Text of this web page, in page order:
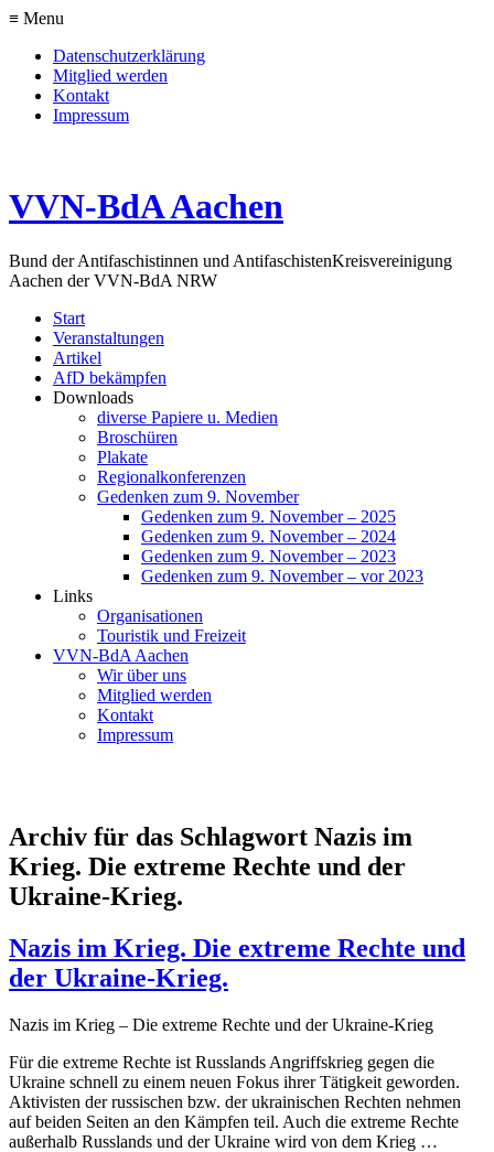
≡ Menu
Datenschutzerklärung
Mitglied werden
Kontakt
Impressum
VVN-BdA Aachen
Bund der Antifaschistinnen und AntifaschistenKreisvereinigung
Aachen der VVN-BdA NRW
Start
Veranstaltungen
Artikel
AfD bekämpfen
Downloads
diverse Papiere u. Medien
Broschüren
Plakate
Regionalkonferenzen
Gedenken zum 9. November
Gedenken zum 9. November – 2025
Gedenken zum 9. November – 2024
Gedenken zum 9. November – 2023
Gedenken zum 9. November – vor 2023
Links
Organisationen
Touristik und Freizeit
VVN-BdA Aachen
Wir über uns
Mitglied werden
Kontakt
Impressum
Archiv für das Schlagwort Nazis im
Krieg. Die extreme Rechte und der
Ukraine‐Krieg.
Nazis im Krieg. Die extreme Rechte und
der Ukraine‐Krieg.
Nazis im Krieg – Die extreme Rechte und der Ukraine-Krieg
Für die extreme Rechte ist Russlands Angriffskrieg gegen die
Ukraine schnell zu einem neuen Fokus ihrer Tätigkeit geworden.
Aktivisten der russischen bzw. der ukrainischen Rechten nehmen
auf beiden Seiten an den Kämpfen teil. Auch die extreme Rechte
außerhalb Russlands und der Ukraine wird von dem Krieg …